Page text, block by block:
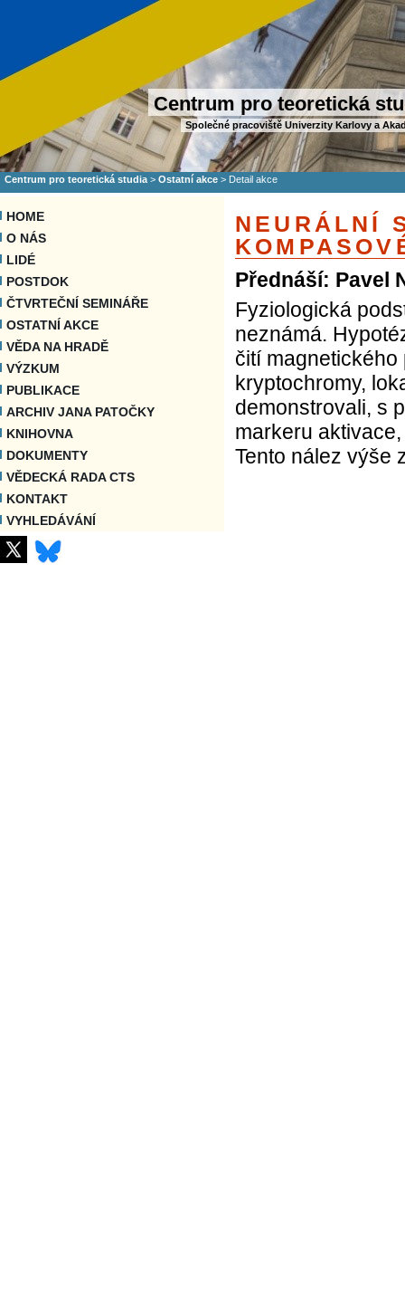
Centrum pro teoretická
Společné pracoviště Univerzity Karlovy a
Centrum pro teoretická studia > Ostatní akce > Detail akce
HOME
O NÁS
LIDÉ
POSTDOK
ČTVRTEČNÍ SEMINÁŘE
OSTATNÍ AKCE
VĚDA NA HRADĚ
VÝZKUM
PUBLIKACE
ARCHIV JANA PATOČKY
KNIHOVNA
DOKUMENTY
VĚDECKÁ RADA CTS
KONTAKT
VYHLEDÁVÁNÍ
NEURÁLNÍ
Přednáší: Pavel
Fyziologická
neznámá.
čití
kryptochromy,
demonstrovali, s
markeru
Tento nález výše